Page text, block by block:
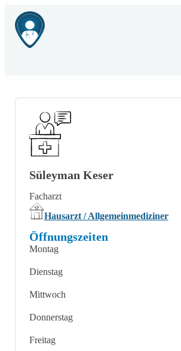
Süleyman Keser
Facharzt
Hausarzt / Allgemeinmediziner
Öffnungszeiten
Montag
Dienstag
Mittwoch
Donnerstag
Freitag